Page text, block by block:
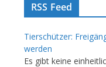
RSS Feed
Tierschützer:
werden
Es gibt keine